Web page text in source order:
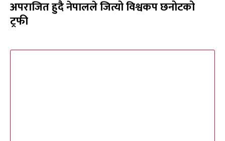
अपराजित हुदै नेपालले जित्यो विश्वकप छनोटको
ट्रफी